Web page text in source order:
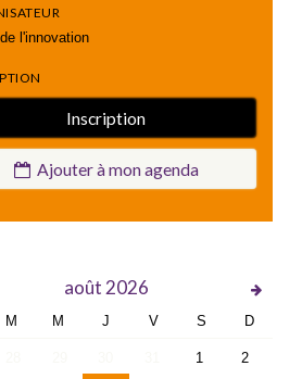
l'innovation
Inscription
Ajouter à mon agenda
août 2026
M M J V S D
1
2